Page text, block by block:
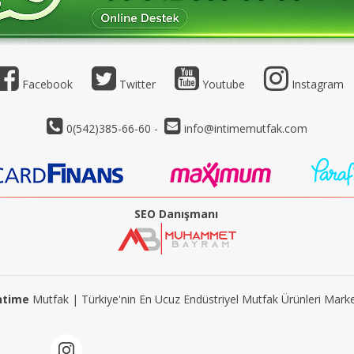
Facebook Twitter Youtube Instagram
0(542)385-66-60 - info@intimemutfak.com
SEO Danışmanı
Mutfak | Türkiye'nin En Ucuz Endüstriyel Mutfak Ürünleri